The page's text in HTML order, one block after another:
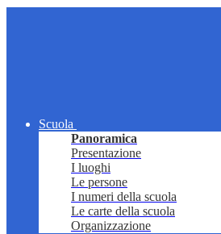
Scuola
Panoramica
Presentazione
I luoghi
Le persone
I numeri della scuola
Le carte della scuola
Organizzazione